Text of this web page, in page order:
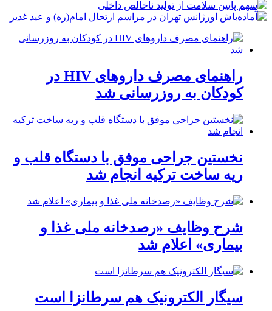
راهنمای مصرف داروهای HIV در
کودکان به روزرسانی شد
نخستین جراحی موفق با دستگاه قلب و
ریه ساخت ترکیه انجام شد
شرح وظایف «رصدخانه ملی غذا و
بیماری» اعلام شد
سیگار الکترونیک هم سرطانزا است